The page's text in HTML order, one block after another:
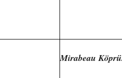
Mirabeau